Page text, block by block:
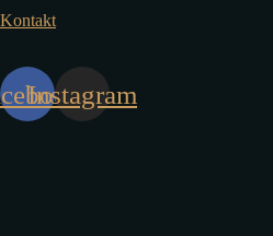
Kontakt
Instagram